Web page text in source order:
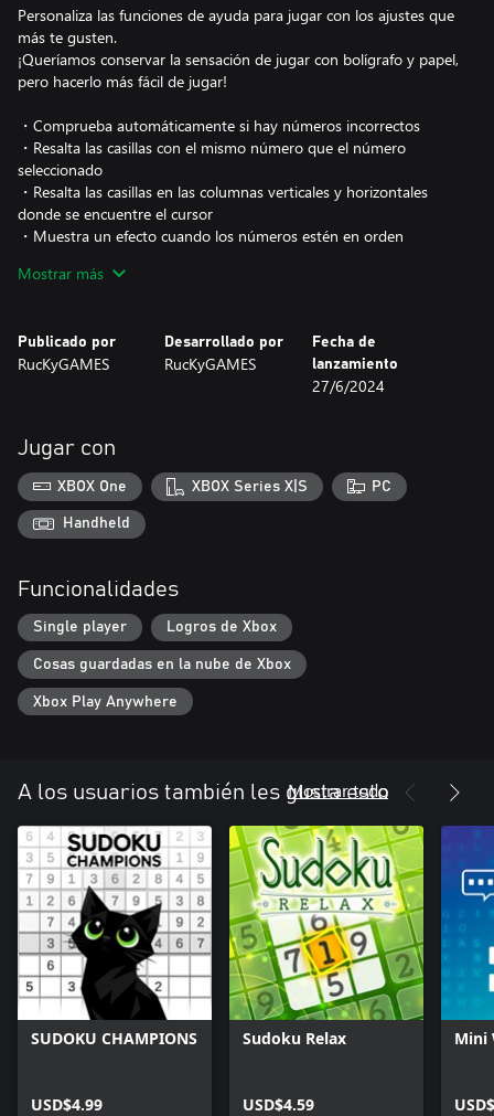
Personaliza las funciones de ayuda para jugar con los ajustes que
más te gusten.
¡Queríamos conservar la sensación de jugar con bolígrafo y papel,
pero hacerlo más fácil de jugar!
・Comprueba automáticamente si hay números incorrectos
・Resalta las casillas con el mismo número que el número
seleccionado
・Resalta las casillas en las columnas verticales y horizontales
donde se encuentre el cursor
・Muestra un efecto cuando los números estén en orden
・Muestra u oculta el temporizador
gusto.
aunque lleve mucho tiempo.
● Hay un total de 300 problemas en niveles de dificultad FÁCIL,
NORMAL y DIFÍCIL.
Hay 300 problemas en tres niveles de dificultad: FÁCIL, NORMAL
Mostrar más
Publicado por
RucKyGAMES
Desarrollado por
RucKyGAMES
Fecha de
lanzamiento
27/6/2024
Jugar con
XBOX One XBOX Series X|S PC
Handheld
Funcionalidades
Single player Logros de Xbox
Cosas guardadas en la nube de Xbox
Xbox Play Anywhere
A los usuarios también les gusta esto
Mostrar todo
SUDOKU CHAMPIONS
USD$4.99
Sudoku Relax
USD$4.59
Mini